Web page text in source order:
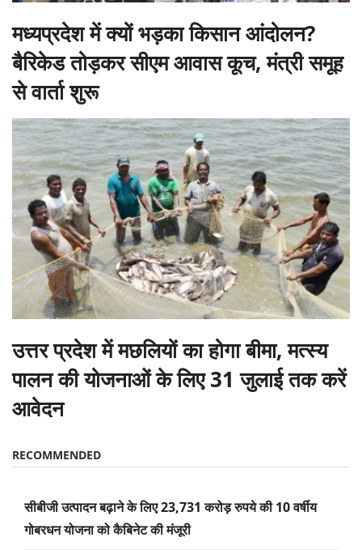
मध्यप्रदेश में क्यों भड़का किसान आंदोलन?
बैरिकेड तोड़कर सीएम आवास कूच, मंत्री समूह
से वार्ता शुरू
उत्तर प्रदेश में मछलियों का होगा बीमा, मत्स्य
पालन की योजनाओं के लिए 31 जुलाई तक करें
आवेदन
RECOMMENDED
सीबीजी उत्पादन बढ़ाने के लिए 23,731 करोड़ रुपये की 10 वर्षीय
गोबरधन योजना को कैबिनेट की मंजूरी